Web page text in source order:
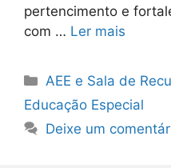
pertencimento e
com … Ler mais
Categorias
AEE e Sala de
Educação Especial
Deixe um